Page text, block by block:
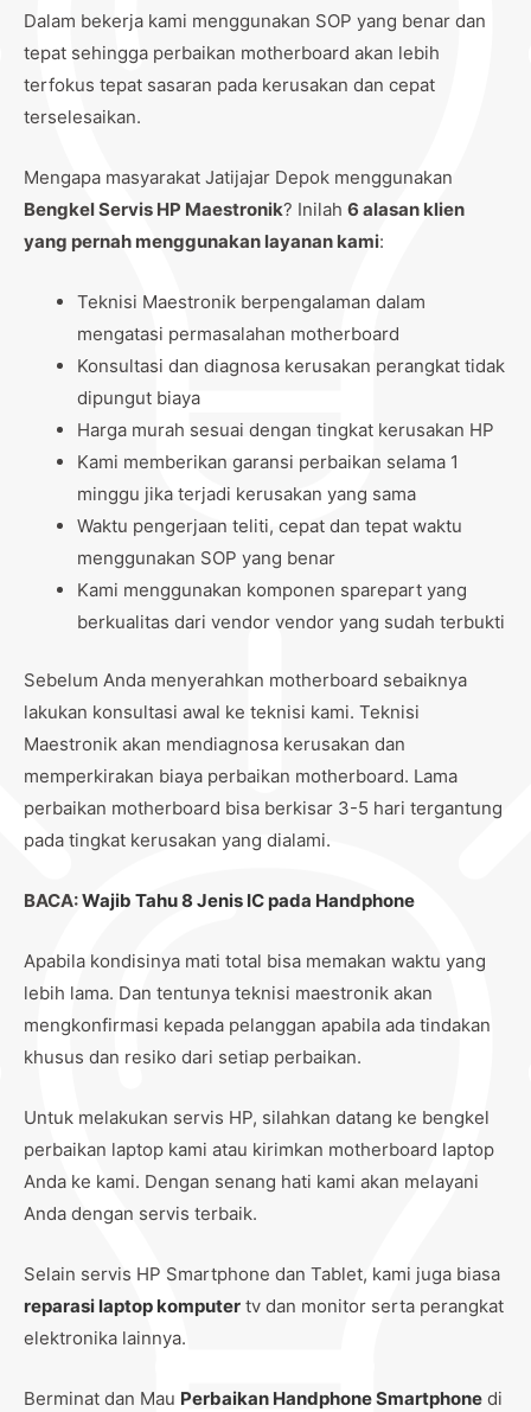
Dalam bekerja kami menggunakan SOP yang benar dan
tepat sehingga perbaikan motherboard akan lebih
terfokus tepat sasaran pada kerusakan dan cepat
terselesaikan.
Mengapa masyarakat Jatijajar Depok menggunakan
Bengkel Servis HP Maestronik? Inilah 6 alasan klien
yang pernah menggunakan layanan kami:
Teknisi Maestronik berpengalaman dalam
mengatasi permasalahan motherboard
Konsultasi dan diagnosa kerusakan perangkat tidak
dipungut biaya
Harga murah sesuai dengan tingkat kerusakan HP
Kami memberikan garansi perbaikan selama 1
minggu jika terjadi kerusakan yang sama
Waktu pengerjaan teliti, cepat dan tepat waktu
menggunakan SOP yang benar
Kami menggunakan komponen sparepart yang
berkualitas dari vendor vendor yang sudah terbukti
Sebelum Anda menyerahkan motherboard sebaiknya
lakukan konsultasi awal ke teknisi kami. Teknisi
Maestronik akan mendiagnosa kerusakan dan
memperkirakan biaya perbaikan motherboard. Lama
perbaikan motherboard bisa berkisar 3-5 hari tergantung
pada tingkat kerusakan yang dialami.
BACA:Wajib Tahu 8 Jenis IC pada Handphone
Apabila kondisinya mati total bisa memakan waktu yang
lebih lama. Dan tentunya teknisi maestronik akan
mengkonfirmasi kepada pelanggan apabila ada tindakan
khusus dan resiko dari setiap perbaikan.
Untuk melakukan servis HP, silahkan datang ke bengkel
perbaikan laptop kami atau kirimkan motherboard laptop
Anda ke kami. Dengan senang hati kami akan melayani
Anda dengan servis terbaik.
Selain servis HP Smartphone dan Tablet, kami juga biasa
reparasi laptop komputer tv dan monitor serta perangkat
elektronika lainnya.
Berminat dan Mau Perbaikan Handphone Smartphone di